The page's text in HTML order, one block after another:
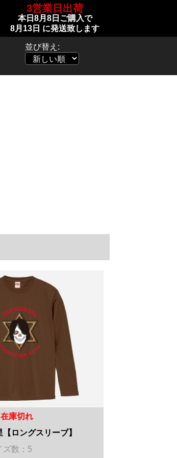
3営業日出荷
本日 8月8日 ご購入で
8月13日 に発送致します
並び替え:
在庫切れ
ロングスリーブ】
ズ数：5